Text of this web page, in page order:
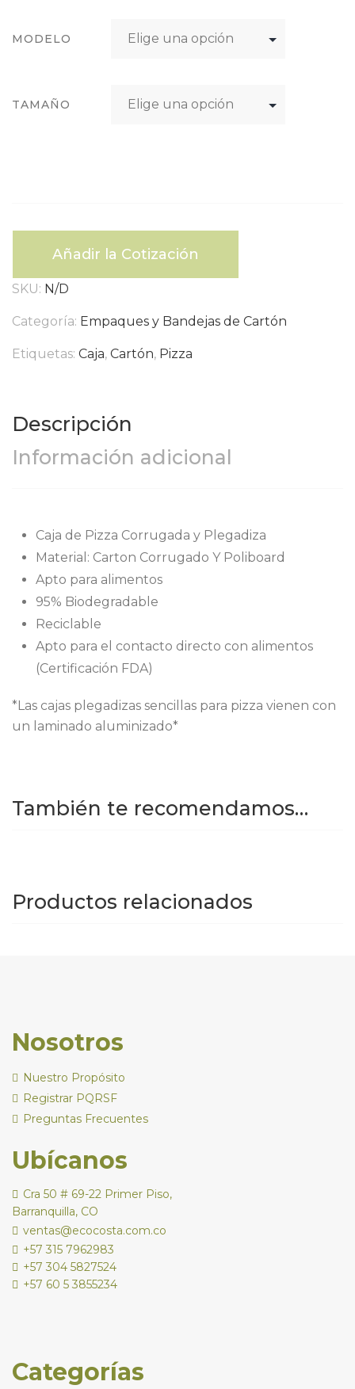
MODELO
TAMAÑO
Añadir la Cotización
SKU: N/D
Categoría: Empaques y Bandejas de Cartón
Etiquetas: Caja, Cartón, Pizza
Descripción
Información adicional
Caja de Pizza Corrugada y Plegadiza
Material: Carton Corrugado Y Poliboard
Apto para alimentos
95% Biodegradable
Reciclable
Apto para el contacto directo con alimentos
(Certificación FDA)
*Las cajas plegadizas sencillas para pizza vienen con
un laminado aluminizado*
También te recomendamos…
Productos relacionados
Nosotros
Nuestro Propósito
Registrar PQRSF
Preguntas Frecuentes
Ubícanos
Cra 50 # 69-22 Primer Piso,
Barranquilla, CO
ventas@ecocosta.com.co
+57 315 7962983
+57 304 5827524
+57 60 5 3855234
Categorías